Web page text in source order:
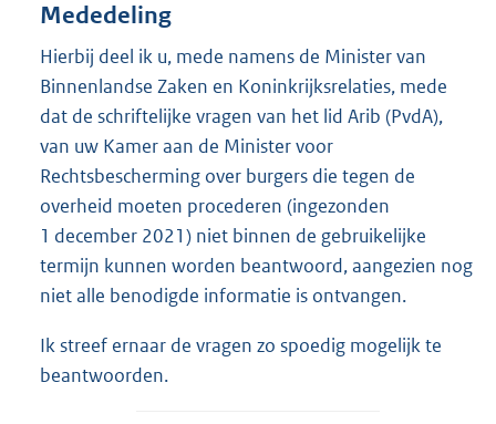
Mededeling
Hierbij deel ik u, mede namens de Minister van
Binnenlandse Zaken en Koninkrijksrelaties, mede
dat de schriftelijke vragen van het lid Arib (PvdA),
van uw Kamer aan de Minister voor
Rechtsbescherming over burgers die tegen de
overheid moeten procederen (ingezonden
1 december 2021) niet binnen de gebruikelijke
termijn kunnen worden beantwoord, aangezien nog
niet alle benodigde informatie is ontvangen.
Ik streef ernaar de vragen zo spoedig mogelijk te
beantwoorden.